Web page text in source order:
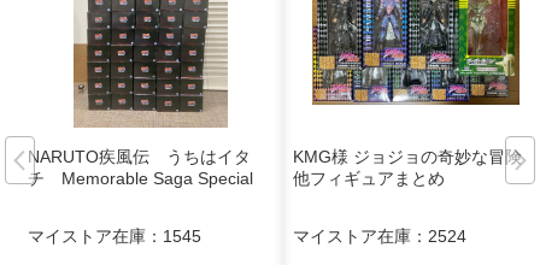
NARUTO疾風伝 うちはイタ
チ Memorable Saga Special
マイストア在庫： 1545
KMG様 ジョジョの奇妙な冒険
他フィギュアまとめ
マイストア在庫： 2524